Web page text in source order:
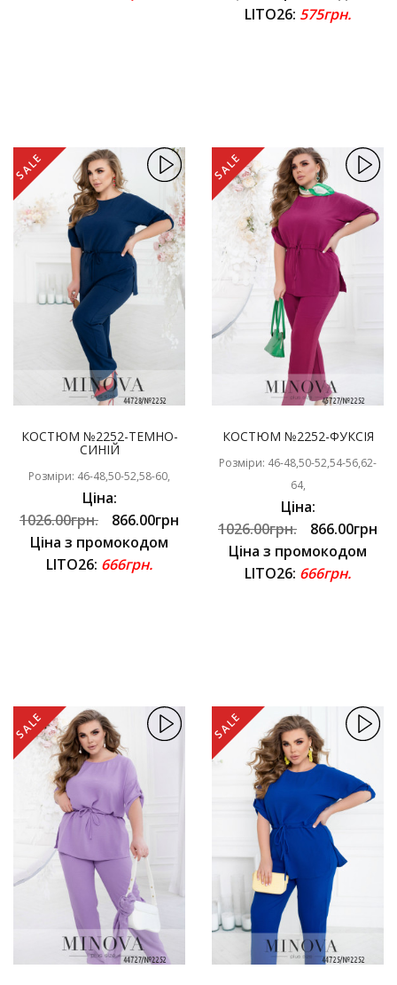
LITO26: 575грн.
SALE
КОСТЮМ №2252-ТЕМНО-
СИНІЙ
Розміри: 46-48,50-52,58-60,
Ціна:
1026.00грн.
866.00грн
Ціна з промокодом
LITO26: 666грн.
SALE
КОСТЮМ №2252-ФУКСІЯ
Розміри: 46-48,50-52,54-56,62-
64,
Ціна:
1026.00грн.
866.00грн
Ціна з промокодом
LITO26: 666грн.
SALE SALE